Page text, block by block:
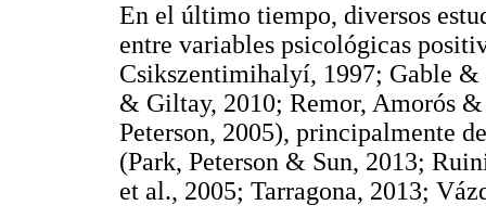
En el último tiempo, diversos
entre variables psicológicas
Csikszentimihalyí, 1997; Gable
& Giltay, 2010; Remor, Amorós
Peterson, 2005), principalmente
(Park, Peterson & Sun, 2013;
et al., 2005; Tarragona, 2013;